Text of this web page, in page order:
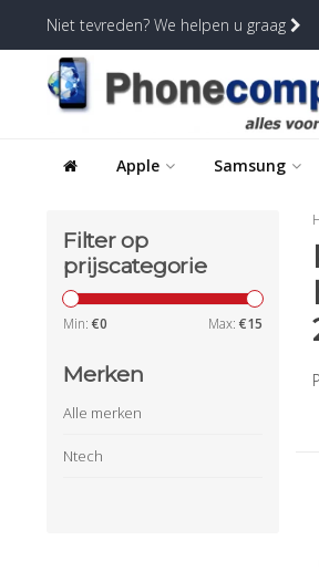
Niet tevreden? We helpen u graag
Apple Samsung
Filter op
prijscategorie
Min: €0 Max: €15
Merken
Alle merken
Ntech